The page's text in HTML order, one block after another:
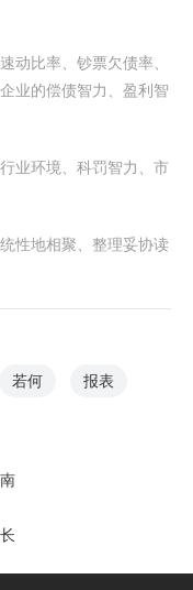
动比率、钞票欠债率、
业的偿债智力、盈利智
业环境、科罚智力、市
性地相聚、整理妥协读
若何 报表